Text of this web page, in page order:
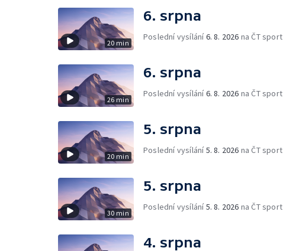
20 min
6. srpna
Poslední vysílání6. 8. 2026 na ČT sport
26 min
6. srpna
Poslední vysílání6. 8. 2026 na ČT sport
20 min
5. srpna
Poslední vysílání5. 8. 2026 na ČT sport
30 min
5. srpna
Poslední vysílání5. 8. 2026 na ČT sport
4. srpna